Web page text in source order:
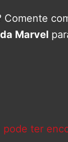
Comente
Marvel
ter